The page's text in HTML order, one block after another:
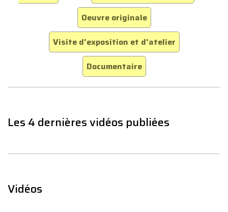
Oeuvre originale
Visite d'exposition et d'atelier
Documentaire
Les 4 dernières vidéos publiées
Vidéos